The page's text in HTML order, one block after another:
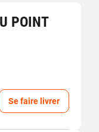
POINT
Se faire livrer